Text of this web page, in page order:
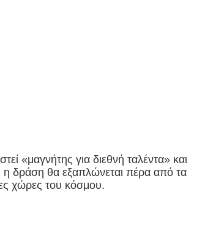
«μαγνήτης για διεθνή ταλέντα» και
η δράση θα εξαπλώνεται πέρα από τα
χώρες του κόσμου.